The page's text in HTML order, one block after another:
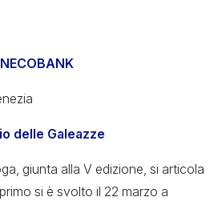
delle Galeazze
giunta alla V edizione, si articola
si è svolto il 22 marzo a